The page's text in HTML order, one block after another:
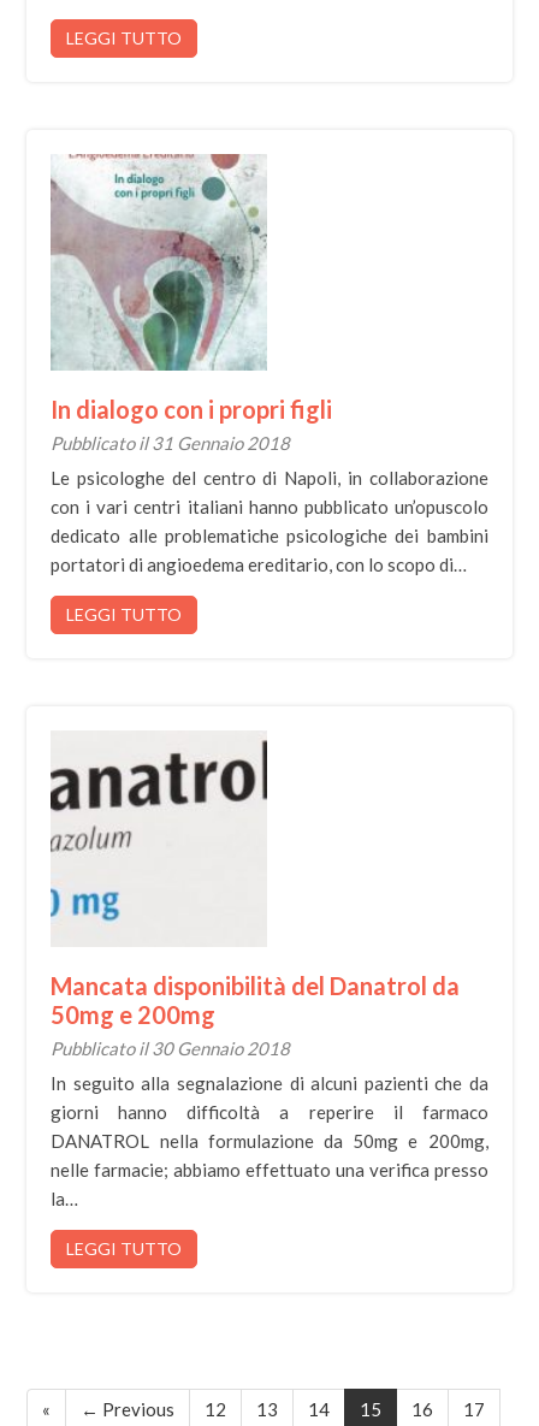
LEGGI TUTTO
In dialogo con i propri figli
Pubblicato il 31 Gennaio 2018
Le psicologhe del centro di Napoli, in collaborazione
con i vari centri italiani hanno pubblicato un’opuscolo
dedicato alle problematiche psicologiche dei bambini
portatori di angioedema ereditario, con lo scopo di…
LEGGI TUTTO
Mancata disponibilità del Danatrol da
50mg e 200mg
Pubblicato il 30 Gennaio 2018
In seguito alla segnalazione di alcuni pazienti che da
giorni hanno difficoltà a reperire il farmaco
DANATROL nella formulazione da 50mg e 200mg,
nelle farmacie; abbiamo effettuato una verifica presso
la…
LEGGI TUTTO
« ← Previous 12 13 14 15 16
17